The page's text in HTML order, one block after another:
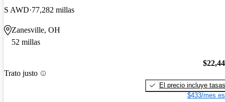
S AWD 77,282 millas
Zanesville, OH
52 millas
Trato justo
El precio incluye tasas
$433/mes